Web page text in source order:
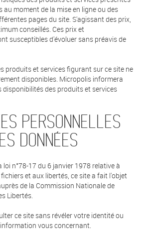
au moment de la mise en ligne ou des
pages du site. S'agissant des prix,
conseillés. Ces prix et
susceptibles d'évoluer sans préavis de
produits et services figurant sur ce site ne
disponibles. Micropolis informera
disponibilités des produits et services
PERSONNELLES
DONNÉES
n°78-17 du 6 janvier 1978 relative à
et aux libertés, ce site a fait l'objet
de la Commission Nationale de
Libertés.
ce site sans révéler votre identité ou
vous concernant.